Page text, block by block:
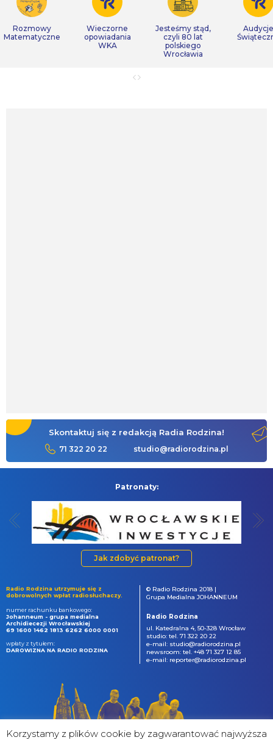
Rozmowy
Matematyczne
Wieczorne
opowiadania
WKA
Jesteśmy stąd,
czyli 80 lat
polskiego
Wrocławia
Audycje
Skontaktuj się z redakcją Radia Rodzina!
71 322 20 22 studio@radiorodzina.pl
Patronaty:
Jak zdobyć patronat?
Radio Rodzina utrzymuje się z
dobrowolnych wpłat radiosłuchaczy.
numer rachunku bankowego:
Johanneum - grupa medialna
Archidiecezji Wrocławskiej
69 1600 1462 1813 6262 6000 0001
wpłaty z tytułem:
DAROWIZNA NA RADIO RODZINA
© Radio Rodzina 2018 |
Grupa Medialna JOHANNEUM
Radio Rodzina
ul. Katedralna 4, 50-328 Wrocław
studio: tel. 71 322 20 22
e-mail: studio@radiorodzina.pl
newsroom: tel. +48 71 327 12 85
e-mail: reporter@radiorodzina.pl
Korzystamy z plików cookie by zagwarantować najwyższa